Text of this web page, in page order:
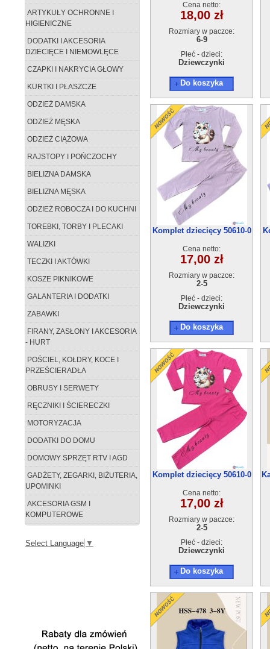
ARTYKUŁY OCHRONNE I
HIGIENICZNE
DODATKI I AKCESORIA
DZIECIĘCE I NIEMOWLĘCE
CZAPKI I NAKRYCIA GŁOWY
KURTKI I PŁASZCZE
ODZIEŻ DAMSKA
ODZIEŻ MĘSKA
ODZIEŻ CIĄŻOWA
RAJSTOPY I POŃCZOCHY
BIELIZNA DAMSKA
BIELIZNA MĘSKA
ODZIEŻ ROBOCZA I DO KUCHNI
TOREBKI, TORBY I PLECAKI
WALIZKI
TECZKI I AKTÓWKI
KOSZE PIKNIKOWE
GALANTERIA I DODATKI
ZABAWKI
FIRANY, ZASŁONY I AKCESORIA
- HURT
POŚCIEL, KOŁDRY, KOCE I
PRZEŚCIERADŁA
OBRUSY I SERWETY
RĘCZNIKI I ŚCIERECZKI
MOTORYZACJA
DODATKI DO DOMU
DOMOWY SPRZĘT RTV I AGD
GADŻETY, ZEGARKI, BIŻUTERIA,
UPOMINKI
AKCESORIA GSM I
KOMPUTEROWE
Select Language ▼
Cena netto:
18,00 zł
Rozmiary w paczce:
6-9
Płeć - dzieci:
Dziewczynki
Do koszyka
Komplet dziecięcy 50610-0
Cena netto:
17,00 zł
Rozmiary w paczce:
2-5
Płeć - dzieci:
Dziewczynki
Do koszyka
Komplet dziecięcy 50610-0
Cena netto:
17,00 zł
Rozmiary w paczce:
2-5
Płeć - dzieci:
Dziewczynki
Do koszyka